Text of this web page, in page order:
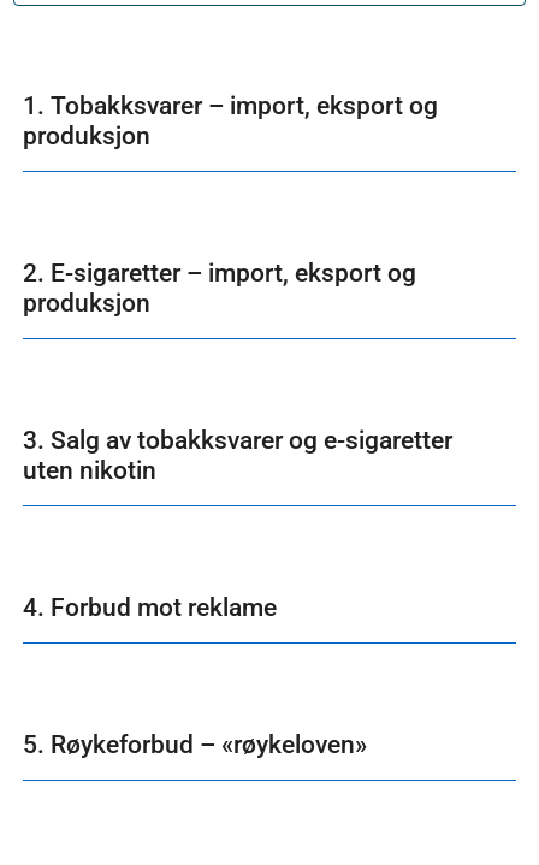
1. Tobakksvarer – import, eksport og
produksjon
2. E-sigaretter – import, eksport og
produksjon
3. Salg av tobakksvarer og e-sigaretter
uten nikotin
4. Forbud mot reklame
5. Røykeforbud – «røykeloven»